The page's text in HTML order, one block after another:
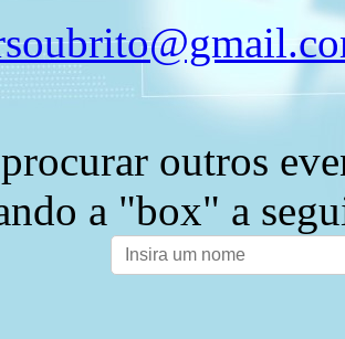
outros
a "box" a